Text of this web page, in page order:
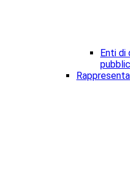
Enti